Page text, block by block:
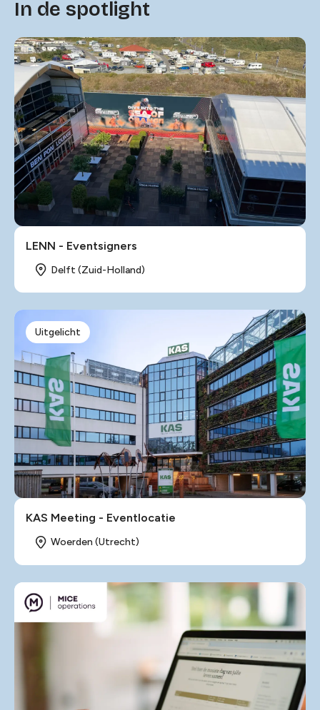
In de spotlight
KAS Meeting - Eventlocatie
Woerden (Utrecht)
Uitgelicht
LENN - Eventsigners
Delft (Zuid-Holland)